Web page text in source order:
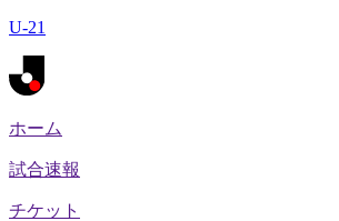
U-21
ホーム
試合速報
チケット